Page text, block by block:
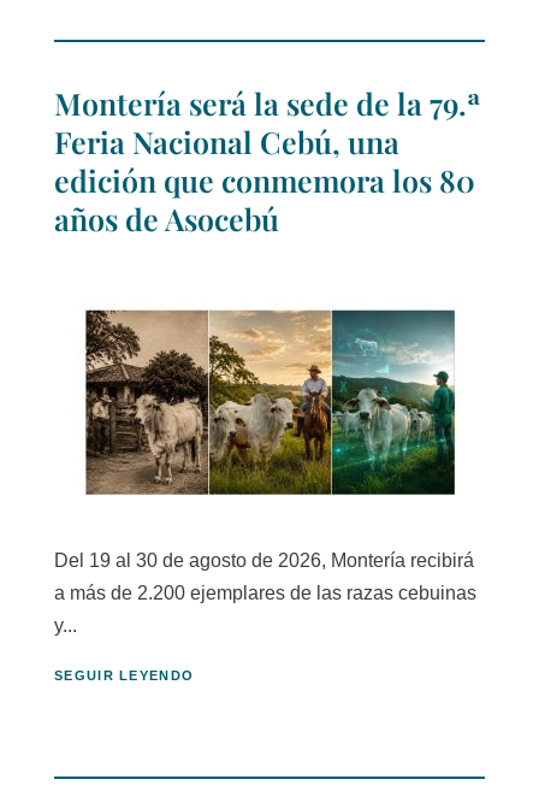
Montería será la sede de la 79.ª
Feria Nacional Cebú, una
edición que conmemora los 80
años de Asocebú
Del 19 al 30 de agosto de 2026, Montería recibirá
a más de 2.200 ejemplares de las razas cebuinas
y...
SEGUIR LEYENDO